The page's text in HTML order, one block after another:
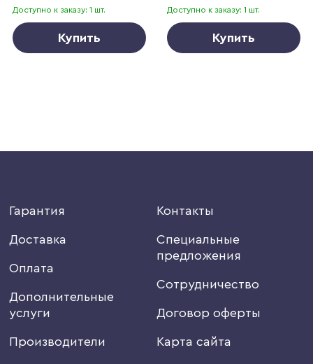
Доступно к заказу: 1 шт.
Купить
Доступно к заказу: 1 шт.
Купить
Гарантия
Доставка
Оплата
Дополнительные
услуги
Производители
Контакты
Специальные
предложения
Сотрудничество
Договор оферты
Карта сайта